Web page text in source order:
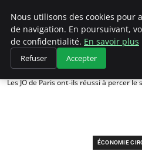
Accueil
Économie circulaire
Les JO de Paris ont-ils réussi à percer le
ÉCONOMIE
Nous utilisons des cookies pour
de navigation. En poursuivant,
de confidentialité. En savoir plus
Refuser Accepter